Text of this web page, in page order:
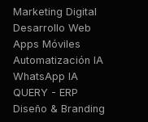
Marketing Digital
Desarrollo Web
Apps Móviles
Automatización IA
WhatsApp IA
QUERY - ERP
Diseño & Branding